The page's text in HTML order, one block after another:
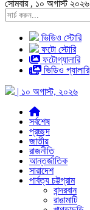
সোমবার , ১০ অগাস্ট ২০২৬
ভিডিও স্টোরি
ফটো স্টোরি
ফটোগ্যালারি
ভিডিও গ্যালারি
| ১০ অগাস্ট, ২০২৬
সর্বশেষ
প্রচ্ছদ
জাতীয়
রাজনীতি
আন্তর্জাতিক
সারাদেশ
পার্বত্য চট্টগ্রাম
বান্দরবান
রাঙামাটি